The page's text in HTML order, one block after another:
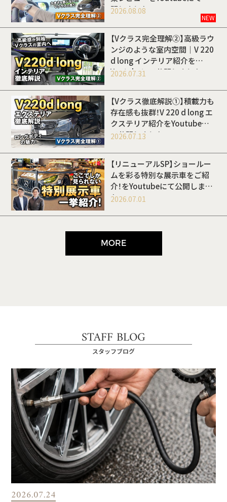
開しました
2026.08.08
NEW
【Vクラス完全理解②】高級ラウ
ンジのような室内空間｜V 220
d long インテリア紹介を
Youtubeにて公開しました
2026.07.31
【Vクラス徹底解説①】積載力も
存在感も抜群！V 220 d long エ
クステリア紹介をYoutubeに
て公開しました
2026.07.13
【リニューアルSP】ショールー
ムを彩る特別な展示車をご紹
介！をYoutubeにて公開しまし
た
2026.07.01
MORE
STAFF BLOG
スタッフブログ
2026.07.24